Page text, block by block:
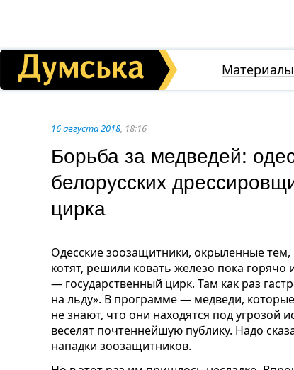
Материалы
16 августа 2018, 18:16
Борьба за медведей:
белорусских
цирка
Одесские зоозащитники, окрыленные
котят, решили ковать железо пока горячо
— государственный цирк. Там как раз
на льду». В программе — медведи,
не знают, что они находятся под угрозой
веселят почтеннейшую публику. Надо
нападки зоозащитников.